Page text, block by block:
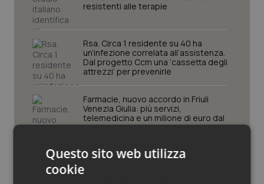
Puglia
Sardegna
Sicilia
Toscana
Valle D’Aosta
Malattie rare
Malattia di Crohn & Rettocolite Ulcerosa
Neuroscienze & patologie neurodegenerative
Obesità
Oncodermatologia
resistenti alle terapie
Rsa. Circa 1 residente su 40 ha
un’infezione correlata all’assistenza.
Dal progetto Ccm una ‘cassetta degli
attrezzi’ per prevenirle
Farmacie, nuovo accordo in Friuli
Venezia Giulia: più servizi,
telemedicina e un milione di euro dal
2027
1976. L’Anaao in aiuto della tragedia
Questo sito web utilizza
cookie